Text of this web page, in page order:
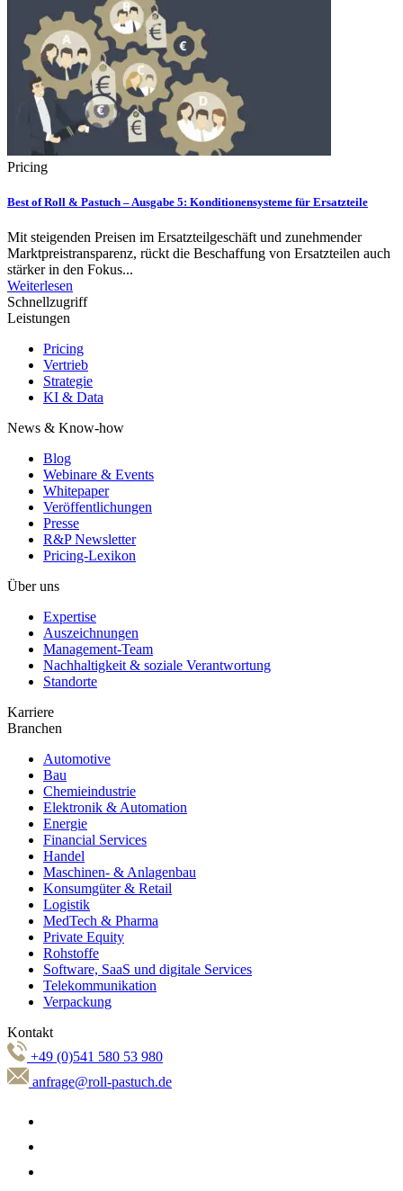
Pricing
Best of Roll & Pastuch – Ausgabe 5: Konditionensysteme für Ersatzteile
Mit steigenden Preisen im Ersatzteilgeschäft und zunehmender
Marktpreistransparenz, rückt die Beschaffung von Ersatzteilen auch
stärker in den Fokus...
Weiterlesen
Schnellzugriff
Leistungen
Pricing
Vertrieb
Strategie
KI & Data
News & Know-how
Blog
Webinare & Events
Whitepaper
Veröffentlichungen
Presse
R&P Newsletter
Pricing-Lexikon
Über uns
Expertise
Auszeichnungen
Management-Team
Nachhaltigkeit & soziale Verantwortung
Standorte
Karriere
Branchen
Automotive
Bau
Chemieindustrie
Elektronik & Automation
Energie
Financial Services
Handel
Maschinen- & Anlagenbau
Konsumgüter & Retail
Logistik
MedTech & Pharma
Private Equity
Rohstoffe
Software, SaaS und digitale Services
Telekommunikation
Verpackung
Kontakt
+49 (0)541 580 53 980
anfrage@roll-pastuch.de